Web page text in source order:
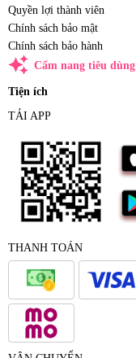
Quyền lợi thành viên
Chính sách bảo mật
Chính sách bảo hành
auto_awesome Cẩm nang tiêu dùng
Tiện ích
TẢI APP
THANH TOÁN